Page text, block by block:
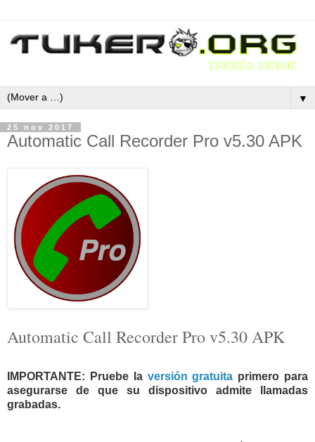
▼
25 nov 2017
Automatic Call Recorder Pro v5.30 APK
Automatic Call Recorder Pro v5.30 APK
IMPORTANTE: Pruebe la versión gratuita primero para
asegurarse de que su dispositivo admite llamadas
grabadas.